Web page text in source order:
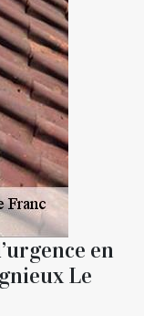
en
Le